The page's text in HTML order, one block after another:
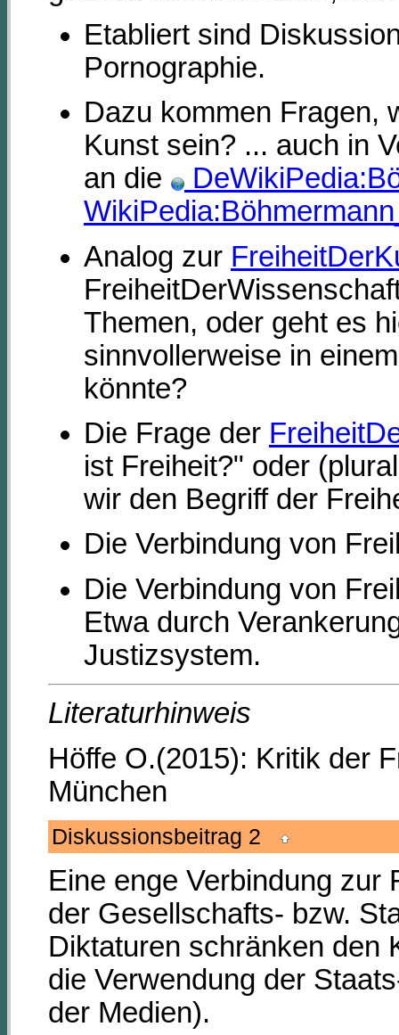
Etabliert sind
Pornographie.
Dazu kommen Fragen,
Kunst sein? ... auch in
an die
Analog zur
Themen, oder geht es
sinnvollerweise in
könnte?
Die Frage der
ist Freiheit?" oder
wir den Begriff der
Die Verbindung von
Die Verbindung von
Etwa durch
Justizsystem.
Literaturhinweis
Höffe O.(2015): Kritik der
München
Diskussionsbeitrag 2
Eine enge Verbindung zur
der Gesellschafts- bzw.
Diktaturen schränken den
die Verwendung der
der Medien).